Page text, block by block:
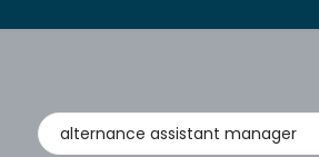
Métier,
entreprise,